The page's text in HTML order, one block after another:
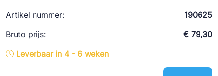
Frigomec
AWA
Onda
Contact
Log in
Artikel nummer:
190625
Bruto prijs:
€ 79,30
Leverbaar in 4 - 6 weken